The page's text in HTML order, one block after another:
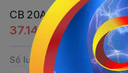
CB 20A Có Hộp PIPO
37.145đ
Số lượng